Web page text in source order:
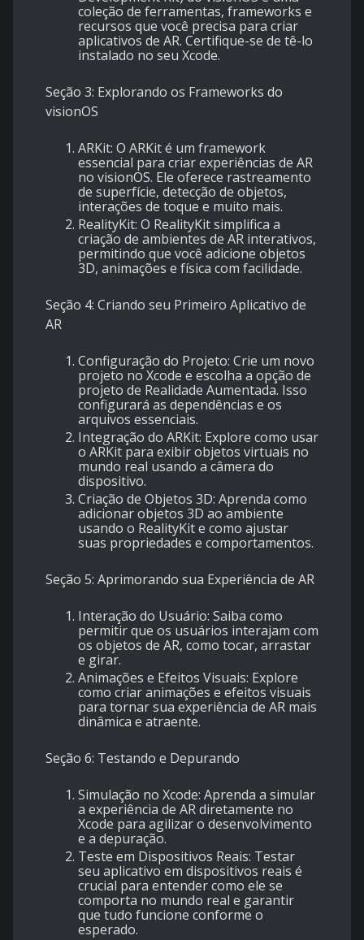
coleção de ferramentas, frameworks e
recursos que você precisa para criar
aplicativos de AR. Certifique-se de tê-lo
instalado no seu Xcode.
Seção 3: Explorando os Frameworks do
visionOS
ARKit: O ARKit é um framework
essencial para criar experiências de AR
no visionOS. Ele oferece rastreamento
de superfície, detecção de objetos,
interações de toque e muito mais.
RealityKit: O RealityKit simplifica a
criação de ambientes de AR interativos,
permitindo que você adicione objetos
3D, animações e física com facilidade.
Seção 4: Criando seu Primeiro Aplicativo de
AR
Configuração do Projeto: Crie um novo
projeto no Xcode e escolha a opção de
projeto de Realidade Aumentada. Isso
configurará as dependências e os
arquivos essenciais.
Integração do ARKit: Explore como usar
o ARKit para exibir objetos virtuais no
mundo real usando a câmera do
dispositivo.
Criação de Objetos 3D: Aprenda como
adicionar objetos 3D ao ambiente
usando o RealityKit e como ajustar
suas propriedades e comportamentos.
Seção 5: Aprimorando sua Experiência de AR
Interação do Usuário: Saiba como
permitir que os usuários interajam com
os objetos de AR, como tocar, arrastar
e girar.
Animações e Efeitos Visuais: Explore
como criar animações e efeitos visuais
para tornar sua experiência de AR mais
dinâmica e atraente.
Seção 6: Testando e Depurando
Simulação no Xcode: Aprenda a simular
a experiência de AR diretamente no
Xcode para agilizar o desenvolvimento
e a depuração.
Teste em Dispositivos Reais: Testar
seu aplicativo em dispositivos reais é
crucial para entender como ele se
comporta no mundo real e garantir
que tudo funcione conforme o
esperado.